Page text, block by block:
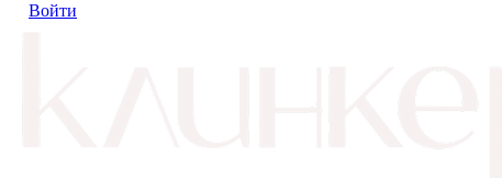
Войти